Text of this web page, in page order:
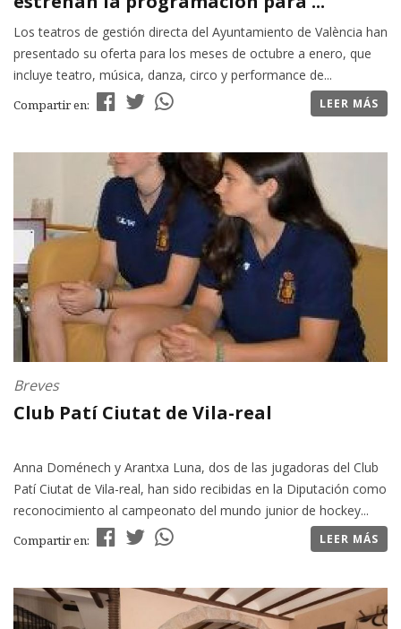
Los teatros de gestión directa del Ayuntamiento de València han
presentado su oferta para los meses de octubre a enero, que
incluye teatro, música, danza, circo y performance de...
Compartir en: LEER MÁS
Breves
Club Patí Ciutat de Vila-real
Anna Doménech y Arantxa Luna, dos de las jugadoras del Club
Patí Ciutat de Vila-real, han sido recibidas en la Diputación como
reconocimiento al campeonato del mundo junior de hockey...
Compartir en: LEER MÁS